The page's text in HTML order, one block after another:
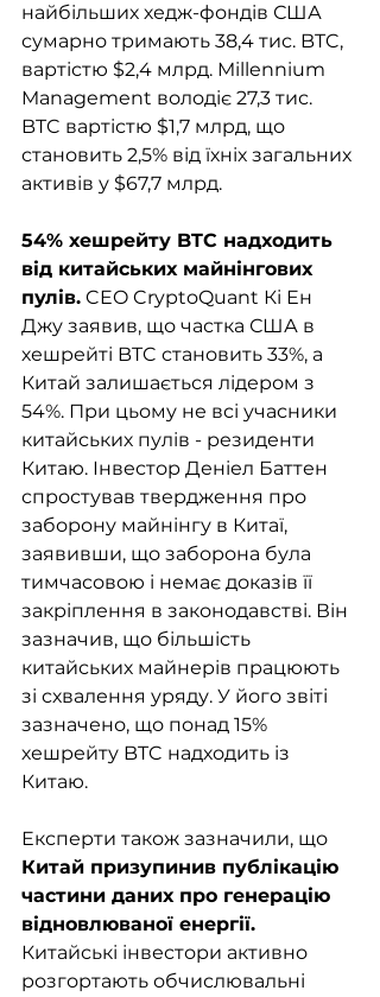
найбільших хедж-фондів США
сумарно тримають 38,4 тис. BTC,
вартістю $2,4 млрд. Millennium
Management володіє 27,3 тис.
BTC вартістю $1,7 млрд, що
становить 2,5% від їхніх загальних
активів у $67,7 млрд.
54% хешрейту BTC надходить
від китайських майнінгових
пулів. CEO CryptoQuant Кі Ен
Джу заявив, що частка США в
хешрейті BTC становить 33%, а
Китай залишається лідером з
54%. При цьому не всі учасники
китайських пулів - резиденти
Китаю. Інвестор Деніел Баттен
спростував твердження про
заборону майнінгу в Китаї,
заявивши, що заборона була
тимчасовою і немає доказів її
закріплення в законодавстві. Він
зазначив, що більшість
китайських майнерів працюють
зі схвалення уряду. У його звіті
зазначено, що понад 15%
хешрейту BTC надходить із
Китаю.
Експерти також зазначили, що
Китай призупинив публікацію
частини даних про генерацію
відновлюваної енергії.
Китайські інвестори активно
розгортають обчислювальні